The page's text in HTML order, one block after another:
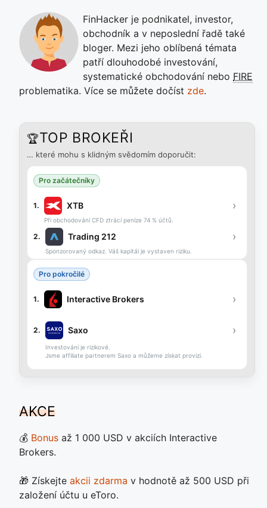
FinHacker je podnikatel, investor,
obchodník a v neposlední řadě také
bloger. Mezi jeho oblíbená témata
patří dlouhodobé investování,
systematické obchodování nebo FIRE
problematika. Více se můžete dočíst zde.
🏆TOP BROKEŘI
… které mohu s klidným svědomím doporučit:
Pro začátečníky
1. XTB ›
Při obchodování CFD ztrácí peníze 74 % účtů.
2. Trading 212 ›
Sponzorovaný odkaz. Váš kapitál je vystaven riziku.
Pro pokročilé
1. Interactive Brokers ›
2. Saxo ›
Investování je rizikové.
Jsme affiliate partnerem Saxo a můžeme získat provizi.
AKCE
💰 Bonus až 1 000 USD v akciích Interactive
Brokers.
🎁 Získejte akcii zdarma v hodnotě až 500 USD při
založení účtu u eToro.